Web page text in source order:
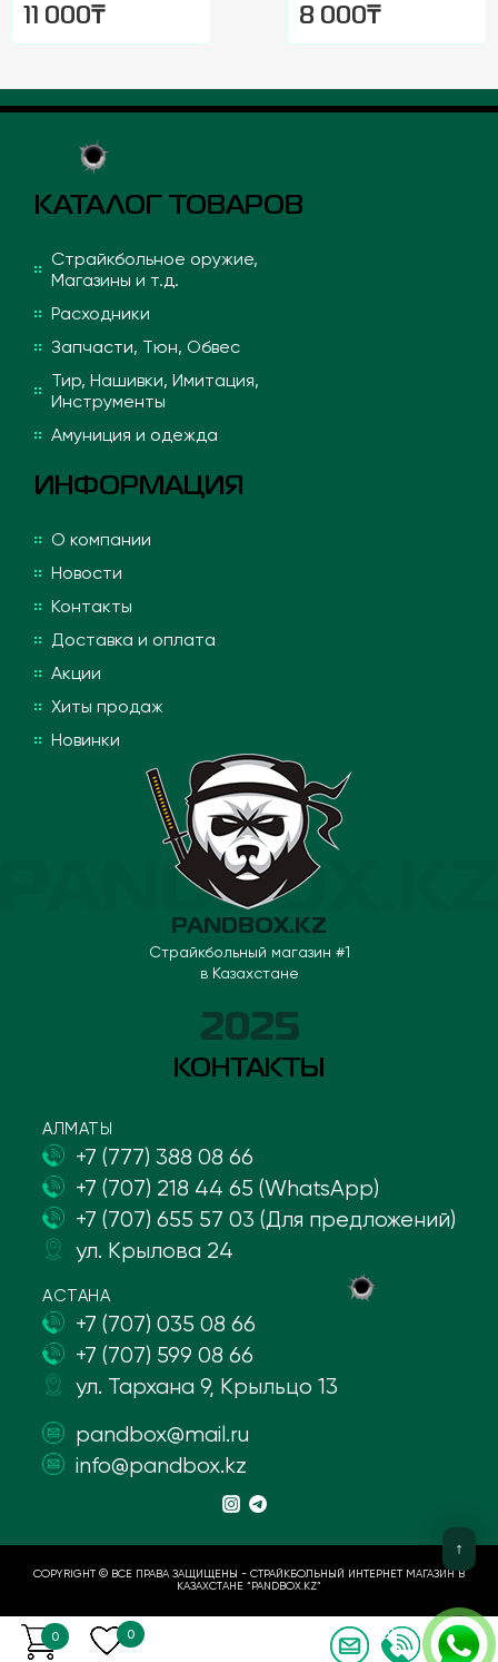
0 0
11 000₸ 8 000₸
КАТАЛОГ ТОВАРОВ
Страйкбольное оружие,
Магазины и т.д.
Расходники
Запчасти, Тюн, Обвес
Тир, Нашивки, Имитация,
Инструменты
Амуниция и одежда
ИНФОРМАЦИЯ
О компании
Новости
Контакты
Доставка и оплата
Акции
Хиты продаж
Новинки
PANDBOX.KZ
Страйкбольный магазин #1
в Казахстане
2025
КОНТАКТЫ
АЛМАТЫ
+7 (777) 388 08 66
+7 (707) 218 44 65 (WhatsApp)
+7 (707) 655 57 03 (Для предложений)
ул. Крылова 24
АСТАНА
+7 (707) 035 08 66
+7 (707) 599 08 66
ул. Тархана 9, Крыльцо 13
pandbox@mail.ru
info@pandbox.kz
COPYRIGHT © ВСЕ ПРАВА ЗАЩИЩЕНЫ - СТРАЙКБОЛЬНЫЙ ИНТЕРНЕТ МАГАЗИН В
КАЗАХСТАНЕ “PANDBOX.KZ”